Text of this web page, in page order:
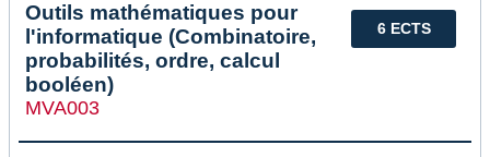
6 ECTS
Outils mathématiques pour
l'informatique (Combinatoire,
probabilités, ordre, calcul
booléen)
MVA003